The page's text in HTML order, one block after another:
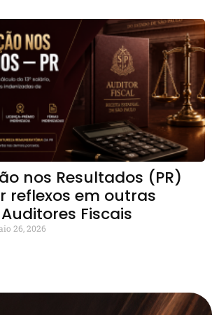
nos Resultados (PR)
reflexos em outras
Fiscais
26, 2026